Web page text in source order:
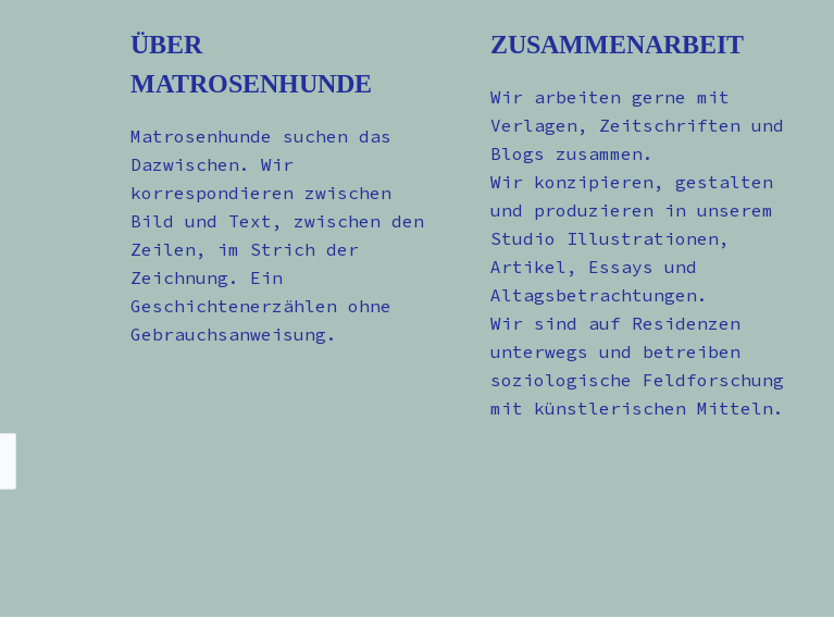
ÜBER
MATROSENHUNDE
Matrosenhunde suchen das
Dazwischen. Wir
korrespondieren zwischen
Bild und Text, zwischen den
Zeilen, im Strich der
Zeichnung. Ein
Geschichtenerzählen ohne
Gebrauchsanweisung.
ZUSAMMENARBEIT
Wir arbeiten gerne mit
Verlagen, Zeitschriften und
Blogs zusammen.
Wir konzipieren, gestalten
und produzieren in unserem
Studio Illustrationen,
Artikel, Essays und
Altagsbetrachtungen.
Wir sind auf Residenzen
unterwegs und betreiben
soziologische Feldforschung
mit künstlerischen Mitteln.